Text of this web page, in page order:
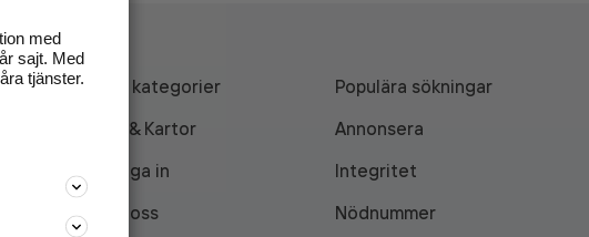
Alla kategorier
Populära sökningar
API & Kartor
Annonsera
Logga in
Integritet
Om oss
Nödnummer
med
sajt. Med
tjänster.